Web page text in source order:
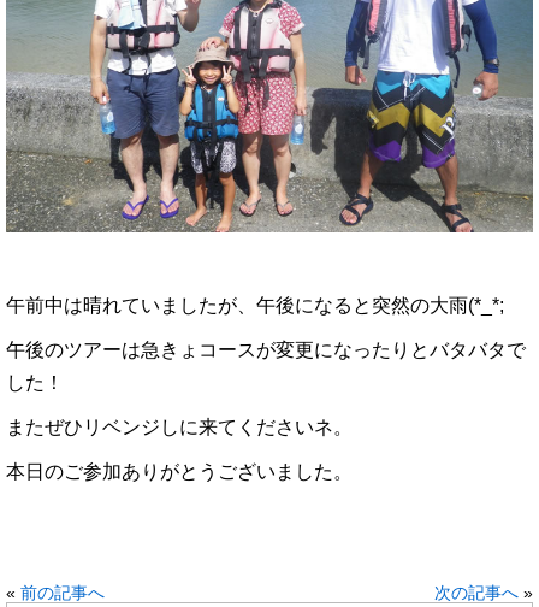
午前中は晴れていましたが、午後になると突然の大雨(*_*;
午後のツアーは急きょコースが変更になったりとバタバタで
した！
またぜひリベンジしに来てくださいネ。
本日のご参加ありがとうございました。
« 前の記事へ 次の記事へ »